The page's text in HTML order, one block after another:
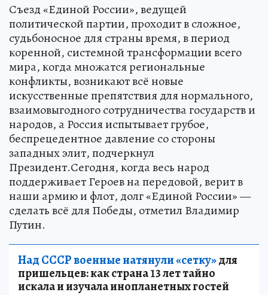
Съезд «Единой России», ведущей
политической партии, проходит в сложное,
судьбоносное для страны время, в период
коренной, системной трансформации всего
мира, когда множатся региональные
конфликты, возникают всё новые
искусственные препятствия для нормального,
взаимовыгодного сотрудничества государств и
народов, а Россия испытывает грубое,
беспрецедентное давление со стороны
западных элит, подчеркнул
Президент.Сегодня, когда весь народ
поддерживает Героев на передовой, верит в
наши армию и флот, долг «Единой России» —
сделать всё для Победы, отметил Владимир
Путин.
Над СССР военные натянули «сетку»для
пришельцев: как страна 13 лет тайно
искала и изучала инопланетных гостей